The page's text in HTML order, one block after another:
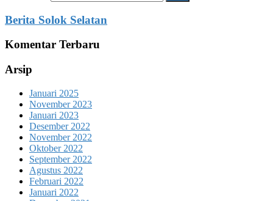
Berita Solok Selatan
Komentar Terbaru
Arsip
Januari 2025
November 2023
Januari 2023
Desember 2022
November 2022
Oktober 2022
September 2022
Agustus 2022
Februari 2022
Januari 2022